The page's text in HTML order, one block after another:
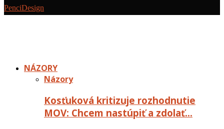
PenciDesign
NÁZORY
Názory
Kosťuková kritizuje rozhodnutie
MOV: Chcem nastúpiť a zdolať…